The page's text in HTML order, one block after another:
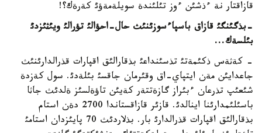
قازاقتار نة ءذشئن ءوز تئلئندة سويلةمةؤئ كةرةك؟!
-بذگئنگئ قازاق باسپاءسوزئنئث حال-احؤالئ تؤرالئ ويئثئزدئ
بئلسةك...
- كةثةس ذكئمةتئ تذسئنداعئ بذقارالئق اقپارات قذرالدارئنئث
جاعدايئن مةن ايتپاي-اق وقئرمان جاقسئ بئلةدئ. سول كةزدة
شئعئپ تذرعان ءبئراز گازةتتةر كةيئن تاؤةلسئز ةلدئث جاثا
باسئلئمدارئنا اينالدئ. قازئر قازاقستاندا 2700 دةن استام
بذقارالئق اقپارات قذرالدارئ بار. بذلاردئث 70 پايئزدان استامئ